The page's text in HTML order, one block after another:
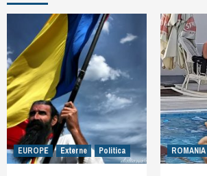
EUROPE Externe Politica ROMANIA